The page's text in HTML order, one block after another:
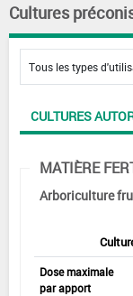
Cultures
CULTURES
MATIÈRE
Arboriculture
Dose maximale
par apport